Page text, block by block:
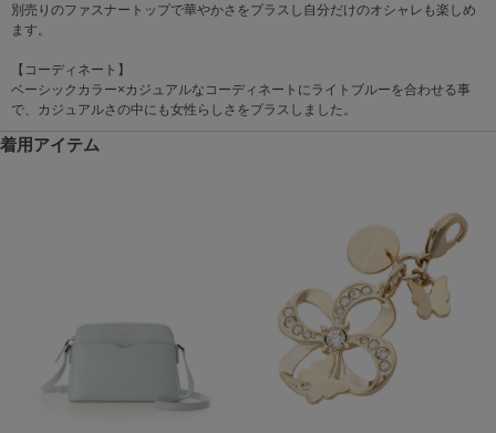
別売りのファスナートップで華やかさをプラスし自分だけのオシャレも楽しめ
ます。
【コーディネート】
ベーシックカラー×カジュアルなコーディネートにライトブルーを合わせる事
で、カジュアルさの中にも女性らしさをプラスしました。
着用アイテム